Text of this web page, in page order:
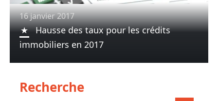
16 janvier 2017
Hausse des taux pour les crédits
immobiliers en 2017
Recherche